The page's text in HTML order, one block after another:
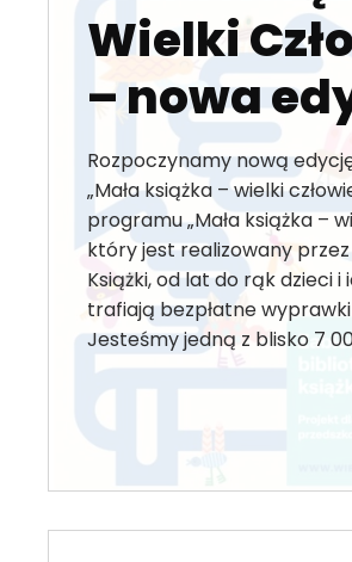
Wielki
– nowa
Rozpoczynamy nową
„Mała książka – wielki
programu „Mała książka –
który jest realizowany
Książki, od lat do rąk dzieci
trafiają bezpłatne
Jesteśmy jedną z blisko 7